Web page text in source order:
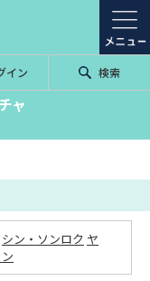
イン 検索
ャ
シン・ソンロク ヤ